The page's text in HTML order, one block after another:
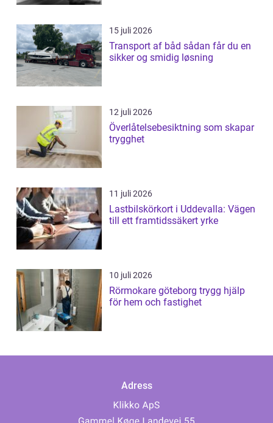
15 juli 2026
Transport af båd sådan får du en
sikker og smidig løsning
12 juli 2026
Överlåtelsebesiktning som skapar
trygghet
11 juli 2026
Lastbilskörkort i Uddevalla: Vägen
till ett framtidssäkert yrke
10 juli 2026
Rörmokare göteborg trygg hjälp
för hem och fastighet
Adress